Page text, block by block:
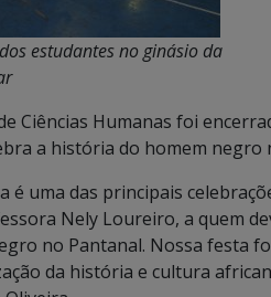
estudantes no ginásio da
Ciências Humanas foi
a história do homem negro
é uma das principais
Nely Loureiro, a quem
no Pantanal. Nossa festa
da história e cultura